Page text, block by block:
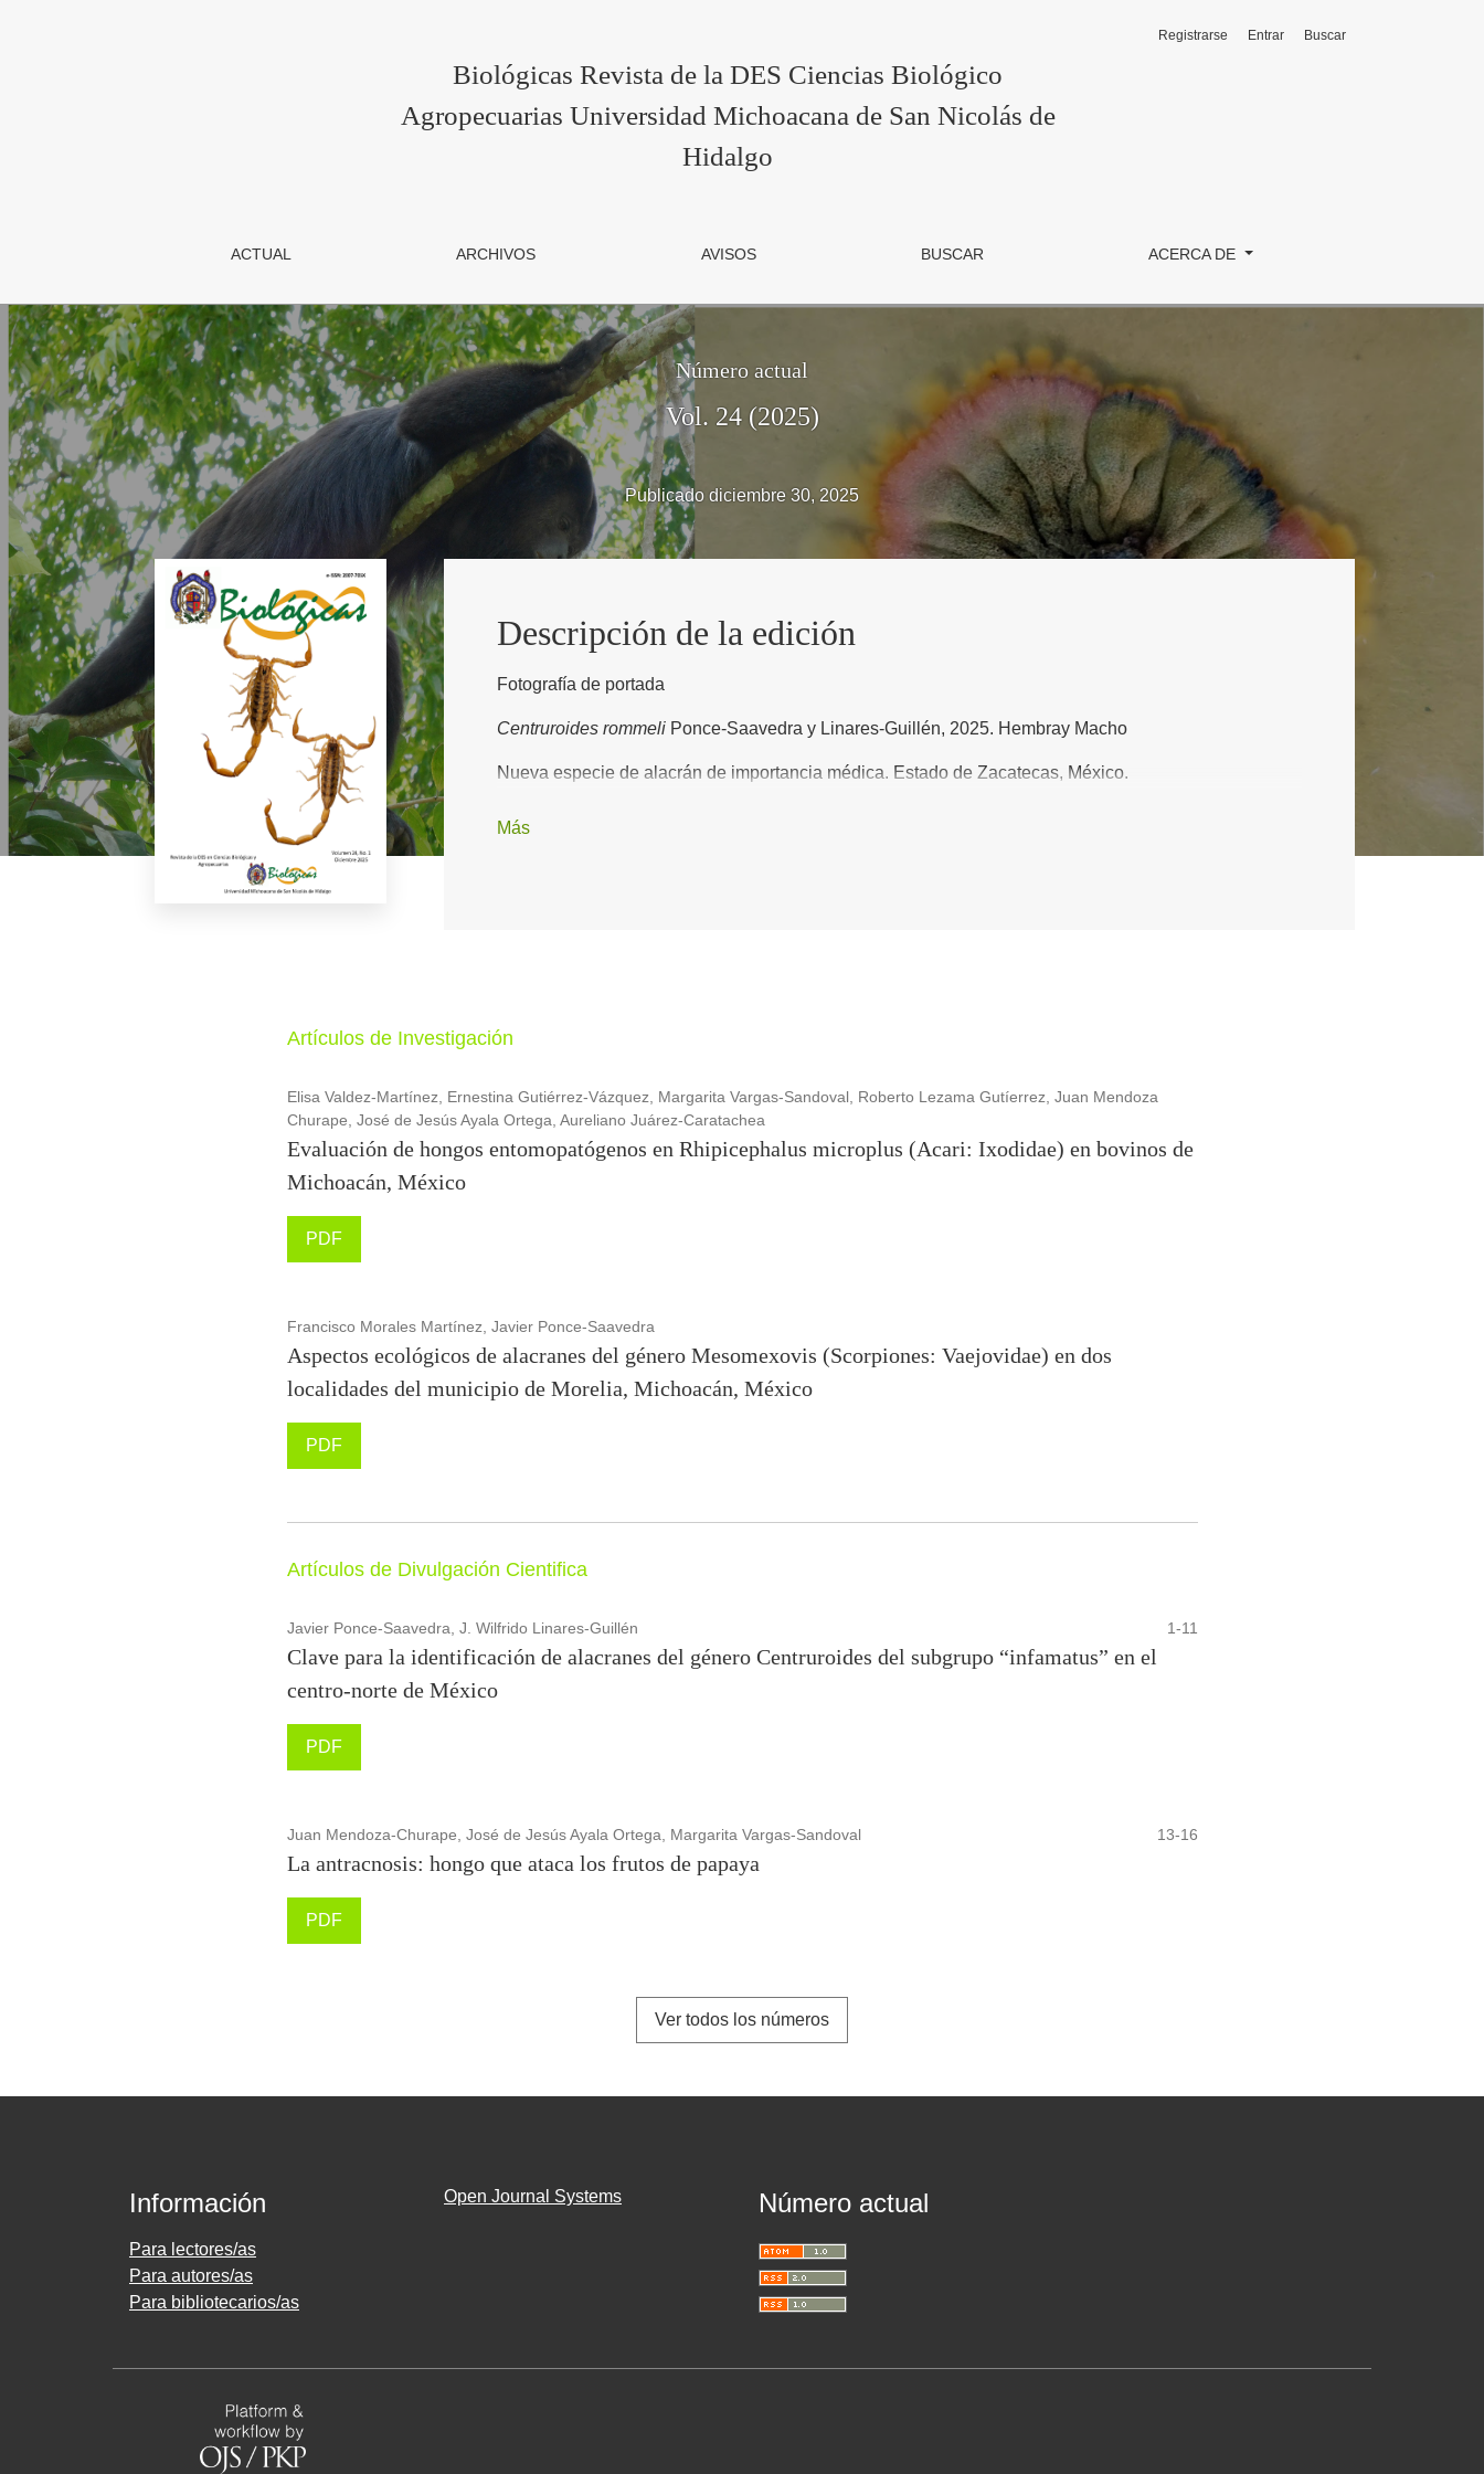
Biológicas Revista de la DES Ciencias Biológico Agropecuarias Universidad Michoacana de San Nicolás de Hidalgo
Biológicas Revista de la DES Ciencias Biológico
Agropecuarias Universidad Michoacana de San Nicolás de
Hidalgo
ACTUAL ARCHIVOS AVISOS BUSCAR ACERCA DE
Registrarse Entrar Buscar
Número actual
Vol. 24 (2025)
Publicado diciembre 30, 2025
Descripción de la edición
Fotografía de portada
Centruroides rommeli Ponce-Saavedra y Linares-Guillén, 2025. Hembray Macho
Nueva especie de alacrán de importancia médica. Estado de Zacatecas, México.
Autor: J. Wilfrido Linares Guillén
Más
Artículos de Investigación
Elisa Valdez-Martínez, Ernestina Gutiérrez-Vázquez, Margarita Vargas-Sandoval, Roberto Lezama Gutíerrez, Juan Mendoza
Churape, José de Jesús Ayala Ortega, Aureliano Juárez-Caratachea
Evaluación de hongos entomopatógenos en Rhipicephalus microplus (Acari: Ixodidae) en bovinos de
Michoacán, México
PDF
Francisco Morales Martínez, Javier Ponce-Saavedra
Aspectos ecológicos de alacranes del género Mesomexovis (Scorpiones: Vaejovidae) en dos
localidades del municipio de Morelia, Michoacán, México
PDF
Artículos de Divulgación Cientifica
Javier Ponce-Saavedra, J. Wilfrido Linares-Guillén 1-11
Clave para la identificación de alacranes del género Centruroides del subgrupo “infamatus” en el
centro-norte de México
PDF
Juan Mendoza-Churape, José de Jesús Ayala Ortega, Margarita Vargas-Sandoval 13-16
La antracnosis: hongo que ataca los frutos de papaya
PDF
Ver todos los números
Información
Para lectores/as
Para autores/as
Para bibliotecarios/as
Open Journal Systems Número actual